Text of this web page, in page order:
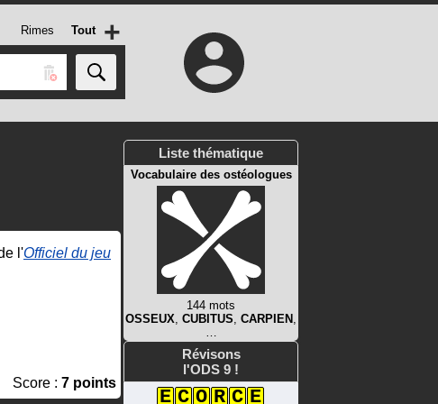
Rimes Tout +
l'Officiel du jeu
Score : 7 points
Liste thématique
Vocabulaire des ostéologues
144 mots
OSSEUX, CUBITUS, CARPIEN ,
…
Révisons
l'ODS 9 !
E C O R C E